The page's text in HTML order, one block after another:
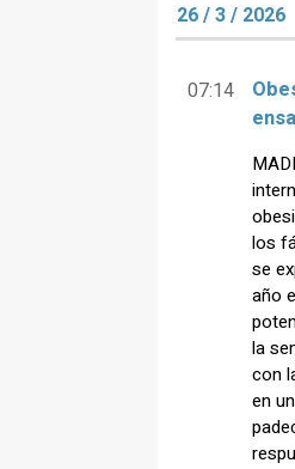
26 / 3 / 2026
07:14
los
se
año
la
con
en